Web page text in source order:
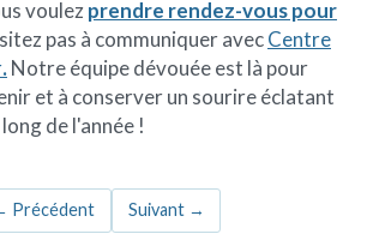
voulezprendre rendez-vous pour
pas à communiquer avecCentre
.Notre équipe dévouée est là pour
et à conserver un sourire éclatant
de l'année !
Précédent Suivant →